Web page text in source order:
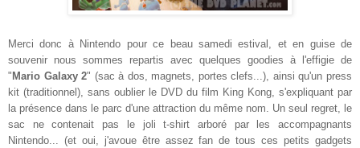
Merci donc à Nintendo pour ce beau samedi estival, et en guise de
souvenir nous sommes repartis avec quelques goodies à l'effigie de
" Mario Galaxy 2" (sac à dos, magnets, portes clefs...), ainsi qu'un press
kit (traditionnel), sans oublier le DVD du film King Kong, s'expliquant par
la présence dans le parc d'une attraction du même nom. Un seul regret, le
sac ne contenait pas le joli t-shirt arboré par les accompagnants
Nintendo... (et oui, j'avoue être assez fan de tous ces petits gadgets